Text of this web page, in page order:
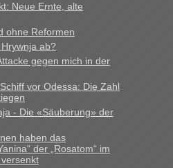
• Re: Mit dem Zug in
schreiben, daß es ein Zug von
deren Webseite kann man die
ist es die erste Umsteigefreie
• Re: Deklaration
Zoll
meiner Frau im Gepäck
Neue Ernte, alte
ohne Reformen
ab?
gegen mich in der
vor Odessa: Die Zahl
- Die «Säuberung» der
haben das
der „Rosatom“ im